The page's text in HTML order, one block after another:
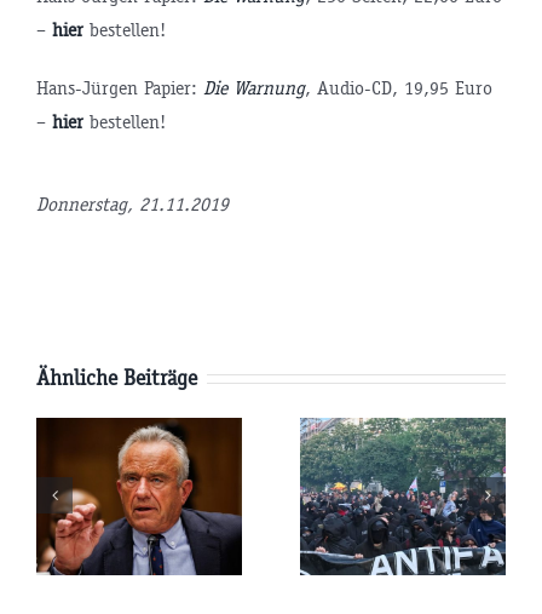
– hierbestellen!
Hans-Jürgen Papier: Die Warnung, Audio-CD, 19,95 Euro
– hierbestellen!
Donnerstag, 21.11.2019
Ähnliche Beiträge
AfD-
Parteitag:
Wird die
Terroristen-
Pläne:
Werden die
USA
Russland